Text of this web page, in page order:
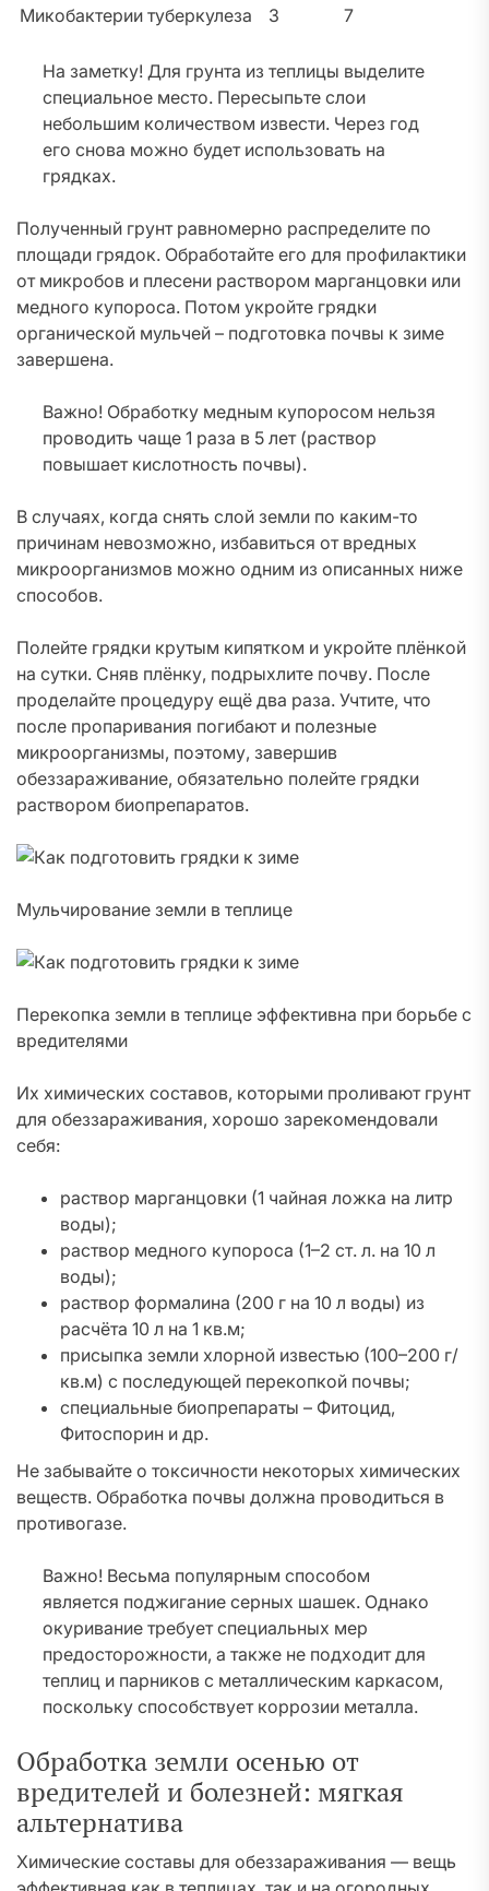
Микобактерии туберкулеза
3 7
На заметку! Для грунта из теплицы выделите
специальное место. Пересыпьте слои
небольшим количеством извести. Через год
его снова можно будет использовать на
грядках.
Полученный грунт равномерно распределите по
площади грядок. Обработайте его для профилактики
от микробов и плесени раствором марганцовки или
медного купороса. Потом укройте грядки
органической мульчей – подготовка почвы к зиме
завершена.
Важно! Обработку медным купоросом нельзя
проводить чаще 1 раза в 5 лет (раствор
повышает кислотность почвы).
В случаях, когда снять слой земли по каким-то
причинам невозможно, избавиться от вредных
микроорганизмов можно одним из описанных ниже
способов.
Полейте грядки крутым кипятком и укройте плёнкой
на сутки. Сняв плёнку, подрыхлите почву. После
проделайте процедуру ещё два раза. Учтите, что
после пропаривания погибают и полезные
микроорганизмы, поэтому, завершив
обеззараживание, обязательно полейте грядки
раствором биопрепаратов.
Мульчирование земли в теплице
Перекопка земли в теплице эффективна при борьбе с
вредителями
Их химических составов, которыми проливают грунт
для обеззараживания, хорошо зарекомендовали
себя:
раствор марганцовки (1 чайная ложка на литр
воды);
раствор медного купороса (1–2 ст. л. на 10 л
воды);
раствор формалина (200 г на 10 л воды) из
расчёта 10 л на 1 кв.м;
присыпка земли хлорной известью (100–200 г/
кв.м) с последующей перекопкой почвы;
специальные биопрепараты – Фитоцид,
Фитоспорин и др.
Не забывайте о токсичности некоторых химических
веществ. Обработка почвы должна проводиться в
противогазе.
Важно! Весьма популярным способом
является поджигание серных шашек. Однако
окуривание требует специальных мер
предосторожности, а также не подходит для
теплиц и парников с металлическим каркасом,
поскольку способствует коррозии металла.
Обработка земли осенью от
вредителей и болезней: мягкая
альтернатива
Химические составы для обеззараживания — вещь